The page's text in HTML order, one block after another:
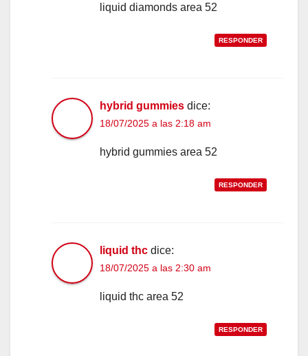
liquid diamonds area 52
RESPONDER
hybrid gummies dice:
18/07/2025 a las 2:18 am
hybrid gummies area 52
RESPONDER
liquid thc dice:
18/07/2025 a las 2:30 am
liquid thc area 52
RESPONDER